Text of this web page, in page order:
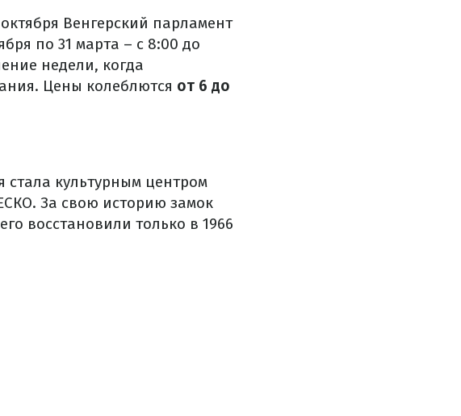
Венгерский парламент
по 31 марта – с 8:00 до
недели, когда
Цены колеблются от 6 до
стала культурным центром
За свою историю замок
восстановили только в 1966